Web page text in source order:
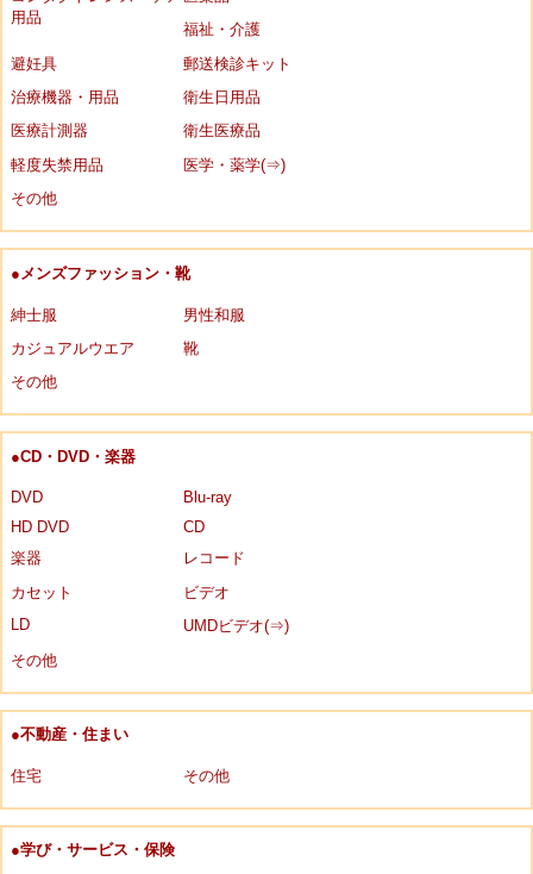
用品
福祉・介護
避妊具
郵送検診キット
治療機器・用品
衛生日用品
医療計測器
衛生医療品
軽度失禁用品
医学・薬学(⇒)
その他
●メンズファッション・靴
紳士服
男性和服
カジュアルウエア
靴
その他
●CD・DVD・楽器
DVD
Blu-ray
HD DVD
CD
楽器
レコード
カセット
ビデオ
LD
UMDビデオ(⇒)
その他
●不動産・住まい
住宅 その他
●学び・サービス・保険